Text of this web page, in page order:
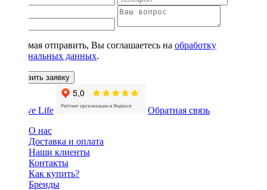
Нажимая отправить, Вы соглашаетесь на обработку
персональных данных.
Оставить заявку
Обратная связь
О нас
Доставка и оплата
Наши клиенты
Контакты
Как купить?
Бренды